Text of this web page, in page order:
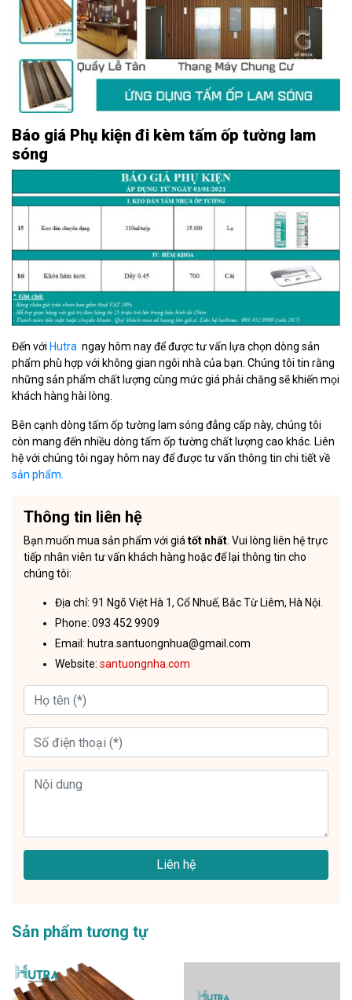
Báo giá Phụ kiện đi kèm tấm ốp tường lam
sóng
Đến với Hutra ngay hôm nay để được tư vấn lựa chọn dòng sản
phẩm phù hợp với không gian ngôi nhà của bạn. Chúng tôi tin rằng
những sản phẩm chất lượng cùng mức giá phải chăng sẽ khiến mọi
khách hàng hài lòng.
Bên cạnh dòng tấm ốp tường lam sóng đẳng cấp này, chúng tôi
còn mang đến nhiều dòng tấm ốp tường chất lượng cao khác. Liên
hệ với chúng tôi ngay hôm nay để được tư vấn thông tin chi tiết về
sản phẩm.
Thông tin liên hệ
Bạn muốn mua sản phẩm với giátốt nhất. Vui lòng liên hệ trực
tiếp nhân viên tư vấn khách hàng hoặc để lại thông tin cho
chúng tôi:
Địa chỉ: 91 Ngõ Việt Hà 1, Cổ Nhuế, Bắc Từ Liêm, Hà Nội.
Phone: 093 452 9909
Email: hutra.santuongnhua@gmail.com
Website: santuongnha.com
Liên hệ
Sản phẩm tương tự